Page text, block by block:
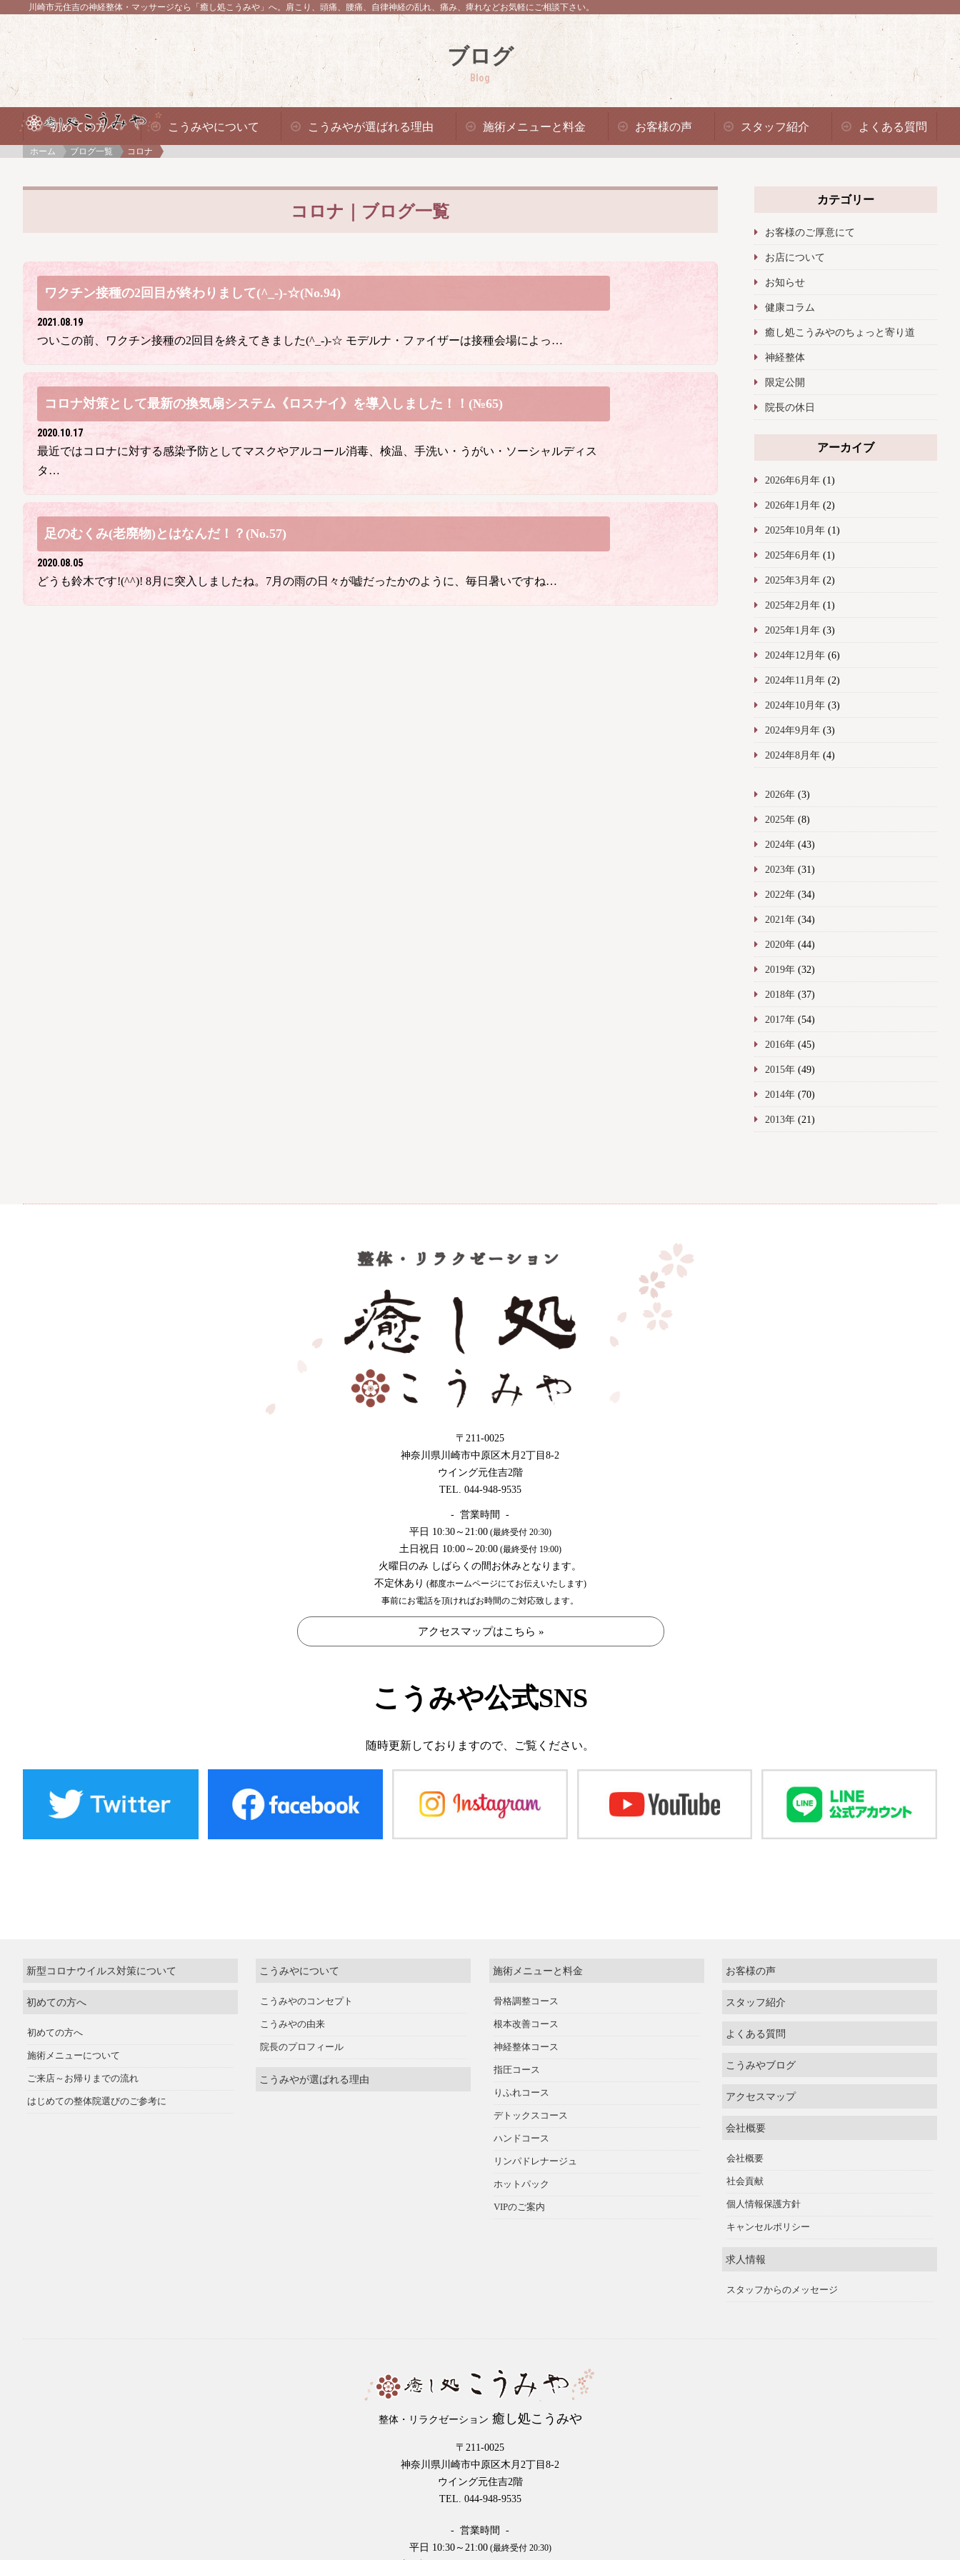
川崎市元住吉の神経整体・マッサージなら「癒し処こうみや」へ。 肩こり、頭痛、腰痛、自律神経の乱れ、痛み、痺れなどお気軽にご相談下さい。
ブログ
Blog
初めての方へ こうみやについて こうみやが選ばれる理由 施術メニューと料金 お客様の声 スタッフ紹介 よくある質問
ホーム ブログ一覧 コロナ
コロナ｜ブログ一覧
ワクチン接種の2回目が終わりまして(^_-)-☆(No.94)
2021.08.19
ついこの前、ワクチン接種の2回目を終えてきました(^_-)-☆ モデルナ・ファイザーは接種会場によっ…
コロナ対策として最新の換気扇システム《ロスナイ》を導入しました！！(№65)
2020.10.17
最近ではコロナに対する感染予防としてマスクやアルコール消毒、検温、手洗い・うがい・ソーシャルディス
タ…
足のむくみ(老廃物)とはなんだ！？(No.57)
2020.08.05
どうも鈴木です!(^^)! 8月に突入しましたね。7月の雨の日々が嘘だったかのように、毎日暑いですね…
カテゴリー
お客様のご厚意にて
お店について
お知らせ
健康コラム
癒し処こうみやのちょっと寄り道
神経整体
限定公開
院長の休日
アーカイブ
2026年6月年(1)
2026年1月年(2)
2025年10月年(1)
2025年6月年(1)
2025年3月年(2)
2025年2月年(1)
2025年1月年(3)
2024年12月年(6)
2024年11月年(2)
2024年10月年(3)
2024年9月年(3)
2024年8月年(4)
2026年(3)
2025年(8)
2024年(43)
2023年(31)
2022年(34)
2021年(34)
2020年(44)
2019年(32)
2018年(37)
2017年(54)
2016年(45)
2015年(49)
2014年(70)
2013年(21)
〒211-0025
神奈川県川崎市中原区木月2丁目8-2
ウイング元住吉2階
TEL. 044-948-9535
- 営業時間 -
平日 10:30～21:00(最終受付 20:30)
土日祝日 10:00～20:00(最終受付 19:00)
火曜日のみ しばらくの間お休みとなります。
不定休あり (都度ホームページにてお伝えいたします)
事前にお電話を頂ければお時間のご対応致します。
アクセスマップはこちら »
こうみや公式SNS
随時更新しておりますので、 ご覧ください。
新型コロナウイルス対策について
初めての方へ
初めての方へ
施術メニューについて
ご来店～お帰りまでの流れ
はじめての整体院選びのご参考に
こうみやについて
こうみやのコンセプト
こうみやの由来
院長のプロフィール
こうみやが選ばれる理由
施術メニューと料金
骨格調整コース
根本改善コース
神経整体コース
指圧コース
りふれコース
デトックスコース
ハンドコース
リンパドレナージュ
ホットパック
VIPのご案内
お客様の声
スタッフ紹介
よくある質問
こうみやブログ
アクセスマップ
会社概要
会社概要
社会貢献
個人情報保護方針
キャンセルポリシー
求人情報
スタッフからのメッセージ
整体・リラクゼーション 癒し処こうみや
〒211-0025
神奈川県川崎市中原区木月2丁目8-2
ウイング元住吉2階
TEL. 044-948-9535
- 営業時間 -
平日 10:30～21:00(最終受付 20:30)